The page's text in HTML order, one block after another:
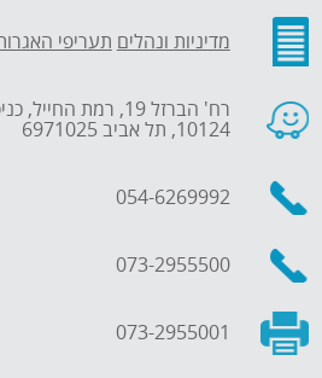
מדיניות ונהלים תעריפי
10124, תל אביב 6971025
054-6269992
073-2955500
073-2955001